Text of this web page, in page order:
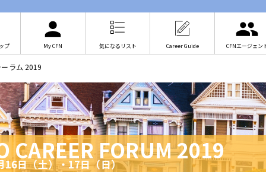
プ My CFN 気になるリスト Career Guide CFNエージェン
ラム 2019
CAREER FORUM 2019
16日（土）・17日（日）